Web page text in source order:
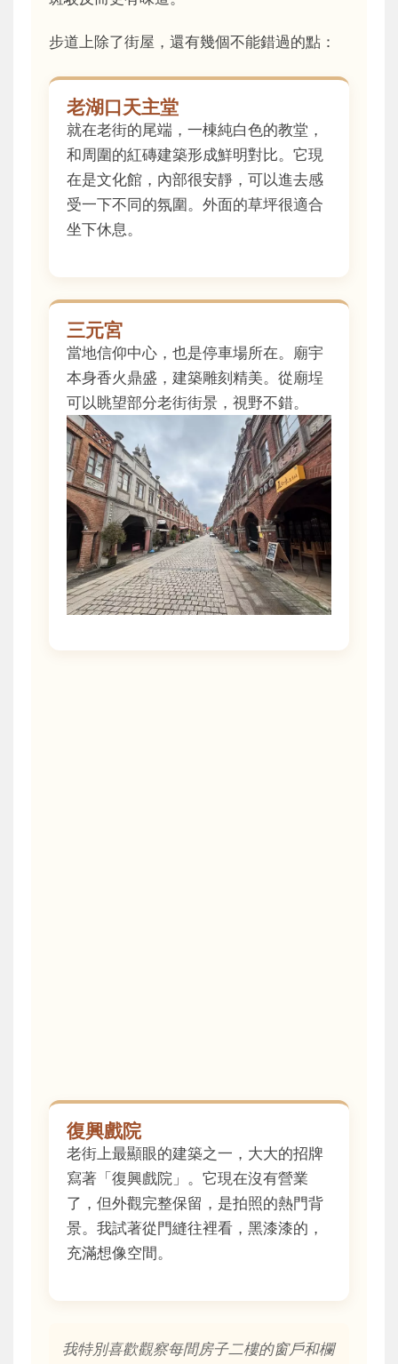
步道上除了街屋，還有幾個不能錯過的點：
老湖口天主堂
就在老街的尾端，一棟純白色的教堂，
和周圍的紅磚建築形成鮮明對比。它現
在是文化館，內部很安靜，可以進去感
受一下不同的氛圍。外面的草坪很適合
坐下休息。
三元宮
當地信仰中心，也是停車場所在。廟宇
本身香火鼎盛，建築雕刻精美。從廟埕
可以眺望部分老街街景，視野不錯。
復興戲院
老街上最顯眼的建築之一，大大的招牌
寫著「復興戲院」。它現在沒有營業
了，但外觀完整保留，是拍照的熱門背
景。我試著從門縫往裡看，黑漆漆的，
充滿想像空間。
我特別喜歡觀察每間房子二樓的窗戶和欄